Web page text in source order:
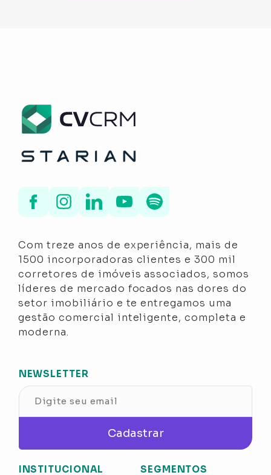
Com treze anos de experiência, mais de
1500 incorporadoras clientes e 300 mil
corretores de imóveis associados, somos
líderes de mercado focados nas dores do
setor imobiliário e te entregamos uma
gestão comercial inteligente, completa e
moderna.
INSTITUCIONAL SEGMENTOS
NEWSLETTER
Cadastrar